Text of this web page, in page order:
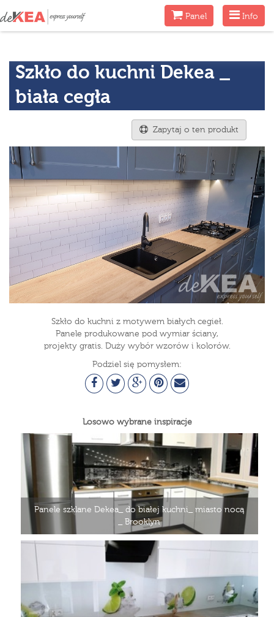
Menu
Info
MenuPanel
Szkło do kuchni Dekea _
biała cegła
Zapytaj o ten produkt
Szkło do kuchni z motywem białych cegieł.
Panele produkowane pod wymiar ściany,
projekty gratis. Duży wybór wzorów i kolorów.
Podziel się pomysłem:
Losowo wybrane inspiracje
Panele szklane Dekea_ do białej kuchni_ miasto nocą
_ Brooklyn